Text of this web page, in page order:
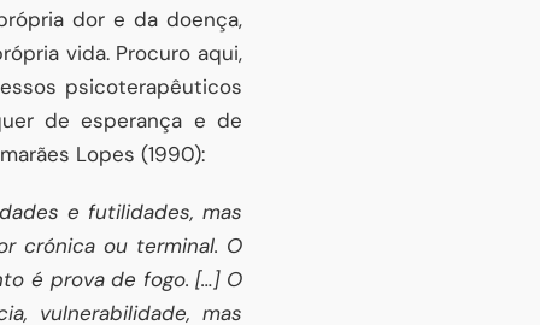
dor e da doença,
vida. Procuro aqui,
psicoterapêuticos
de esperança e de
Lopes (1990):
e futilidades, mas
crónica ou terminal. O
é prova de fogo. […] O
vulnerabilidade, mas